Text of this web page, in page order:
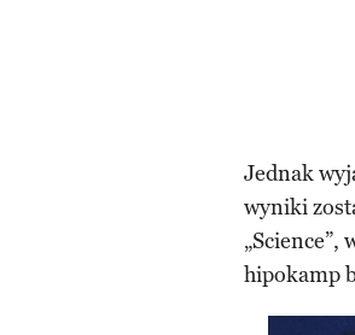
Jednak
wyniki
„Science”,
hipokamp